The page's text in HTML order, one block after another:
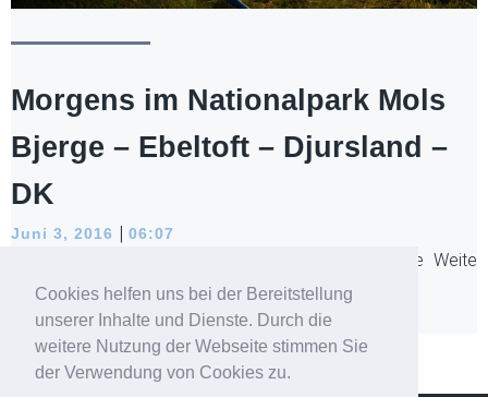
Cookies helfen uns bei der Bereitstellung
unserer Inhalte und Dienste. Durch die
weitere Nutzung der Webseite stimmen Sie
der Verwendung von Cookies zu.
Morgens im Nationalpark Mols
Bjerge – Ebeltoft – Djursland –
DK
Juni 3, 2016 | 06:07
Wilde Wiesen und sanfte Hügel. Wer Ruhe und die Weite
sucht, der sollte einen Tag ein paar[…]
Read more